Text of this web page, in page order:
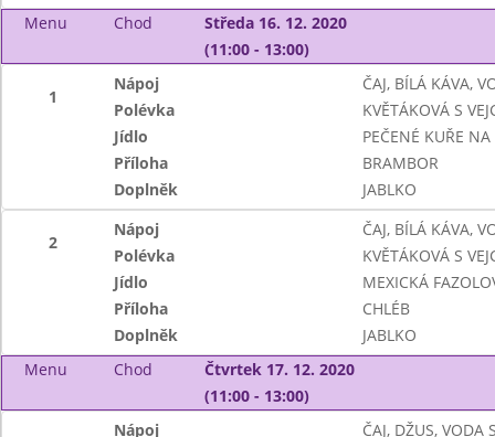
Menu
Chod
Středa 16. 12. 2020
(11:00 - 13:00)
1
Nápoj
ČAJ, BÍLÁ KÁVA,
Polévka
KVĚTÁKOVÁ S
Jídlo
PEČENÉ KUŘE
Příloha
BRAMBOR
Doplněk
JABLKO
2
Nápoj
ČAJ, BÍLÁ KÁVA,
Polévka
KVĚTÁKOVÁ S
Jídlo
MEXICKÁ
Příloha
CHLÉB
Doplněk
JABLKO
Menu
Chod
Čtvrtek 17. 12. 2020
(11:00 - 13:00)
Nápoj ČAJ, DŽUS, VODA